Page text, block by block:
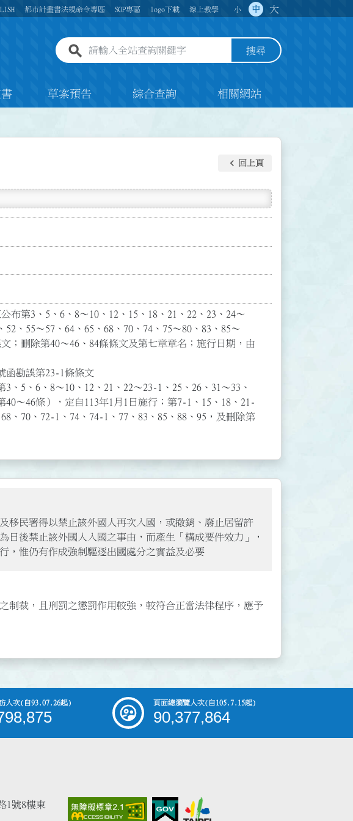
都市計畫書法規命令專區 SOP專區 logo下載 線上教學 小 中 大
全站查詢關鍵字欄位 搜尋
草案預告 綜合查詢 相關網站
keyboard_arrow_left 回上頁
布第3、5、6、8～10、12、15、18、21、22、23、24～
、55～57、64、65、68、70、74、75～80、83、85～
；刪除第40～46、84條條文及第七章章名；施行日期，由
函勘誤第23-1條條文
、5、6、8～10、12、21、22～23-1、25、26、31～33、
40～46條），定自113年1月1日施行；第7-1、15、18、21-
、70、72-1、74、74-1、77、83、85、88、95，及刪除第
移民署得以禁止該外國人再次入國，或撤銷、廢止居留許
後禁止該外國人入國之事由，而產生「構成要件效力」，
，惟仍有作成強制驅逐出國處分之實益及必要
制裁，且刑罰之懲罰作用較強，較符合正當法律程序，應予
人次(自93.07.26起) 頁面總瀏覽人次(自105.7.15起)
90,377,864
1號8樓東